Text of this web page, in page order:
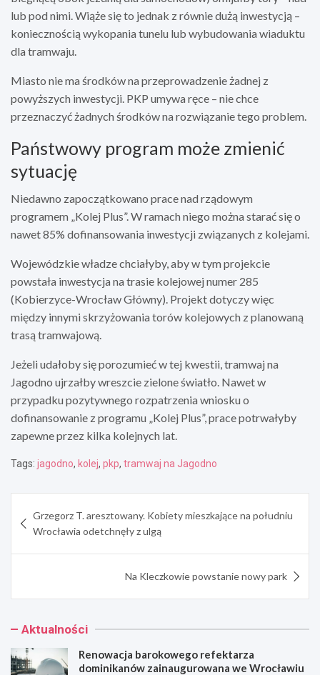
lub pod nimi. Wiąże się to jednak z równie dużą inwestycją –
koniecznością wykopania tunelu lub wybudowania wiaduktu
dla tramwaju.
Miasto nie ma środków na przeprowadzenie żadnej z
powyższych inwestycji. PKP umywa ręce – nie chce
przeznaczyć żadnych środków na rozwiązanie tego problem.
Państwowy program może zmienić
sytuację
Niedawno zapoczątkowano prace nad rządowym
programem „Kolej Plus”. W ramach niego można starać się o
nawet 85% dofinansowania inwestycji związanych z kolejami.
Wojewódzkie władze chciałyby, aby w tym projekcie
powstała inwestycja na trasie kolejowej numer 285
(Kobierzyce-Wrocław Główny). Projekt dotyczy więc
między innymi skrzyżowania torów kolejowych z planowaną
trasą tramwajową.
Jeżeli udałoby się porozumieć w tej kwestii, tramwaj na
Jagodno ujrzałby wreszcie zielone światło. Nawet w
przypadku pozytywnego rozpatrzenia wniosku o
dofinansowanie z programu „Kolej Plus”, prace potrwałyby
zapewne przez kilka kolejnych lat.
Tags: jagodno, kolej, pkp, tramwaj na Jagodno
wpisu
Grzegorz T. aresztowany. Kobiety mieszkające na południu
Wrocławia odetchnęły z ulgą
Na Kleczkowie powstanie nowy park
Aktualności
Renowacja barokowego refektarza
dominikanów zainaugurowana we Wrocławiu